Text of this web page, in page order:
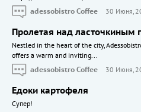
adessobistro Coffee
30 Июня,
Пролетая над ласточкиным
Nestled in the heart of the city,
offers a warm and inviting...
adessobistro Coffee
30 Июня,
Едоки картофеля
Cупер!